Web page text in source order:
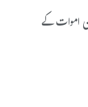
اموات کے